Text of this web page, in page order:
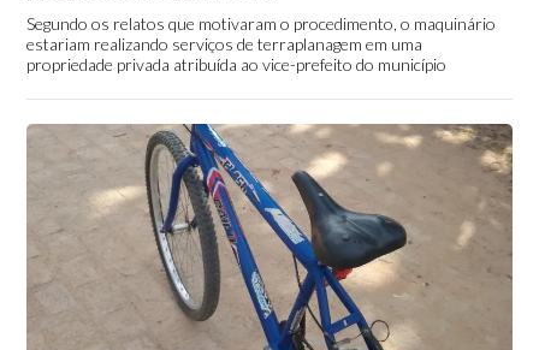
Segundo os relatos que motivaram o procedimento, o maquinário
estariam realizando serviços de terraplanagem em uma
propriedade privada atribuída ao vice-prefeito do município